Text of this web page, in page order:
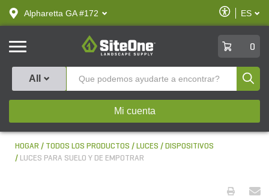
text.skipToContent
text.skipToNavigation
Alpharetta GA #172
Habilitar
ES
SiteOne
0
All
Mi cuenta
HOGAR TODOS LOS PRODUCTOS LUCES
DISPOSITIVOS
LUCES PARA SUELO Y DE EMPOTRAR